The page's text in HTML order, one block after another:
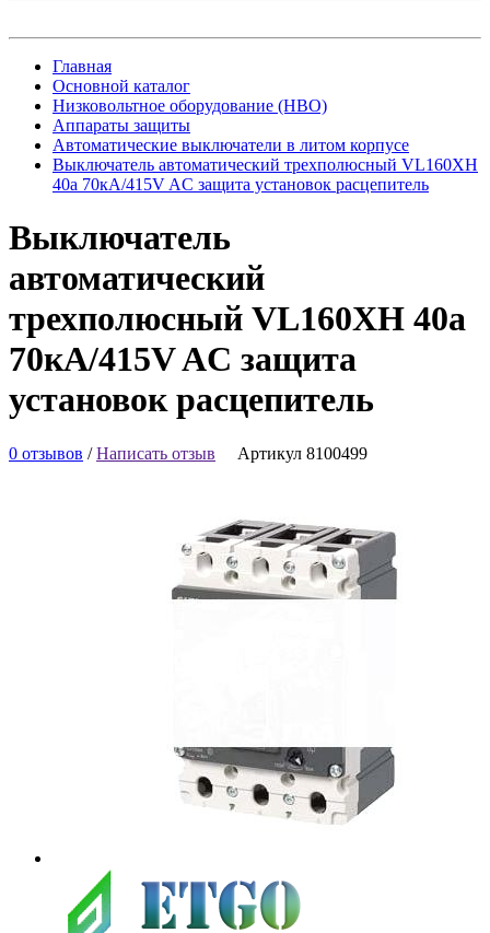
Главная
Основной каталог
Низковольтное оборудование (НВО)
Аппараты защиты
Автоматические выключатели в литом корпусе
Выключатель автоматический трехполюсный VL160XH
40а 70кА/415V AC защита установок расцепитель
Выключатель
автоматический
трехполюсный VL160XH 40а
70кА/415V AC защита
установок расцепитель
0 отзывов /Написать отзыв Артикул 8100499